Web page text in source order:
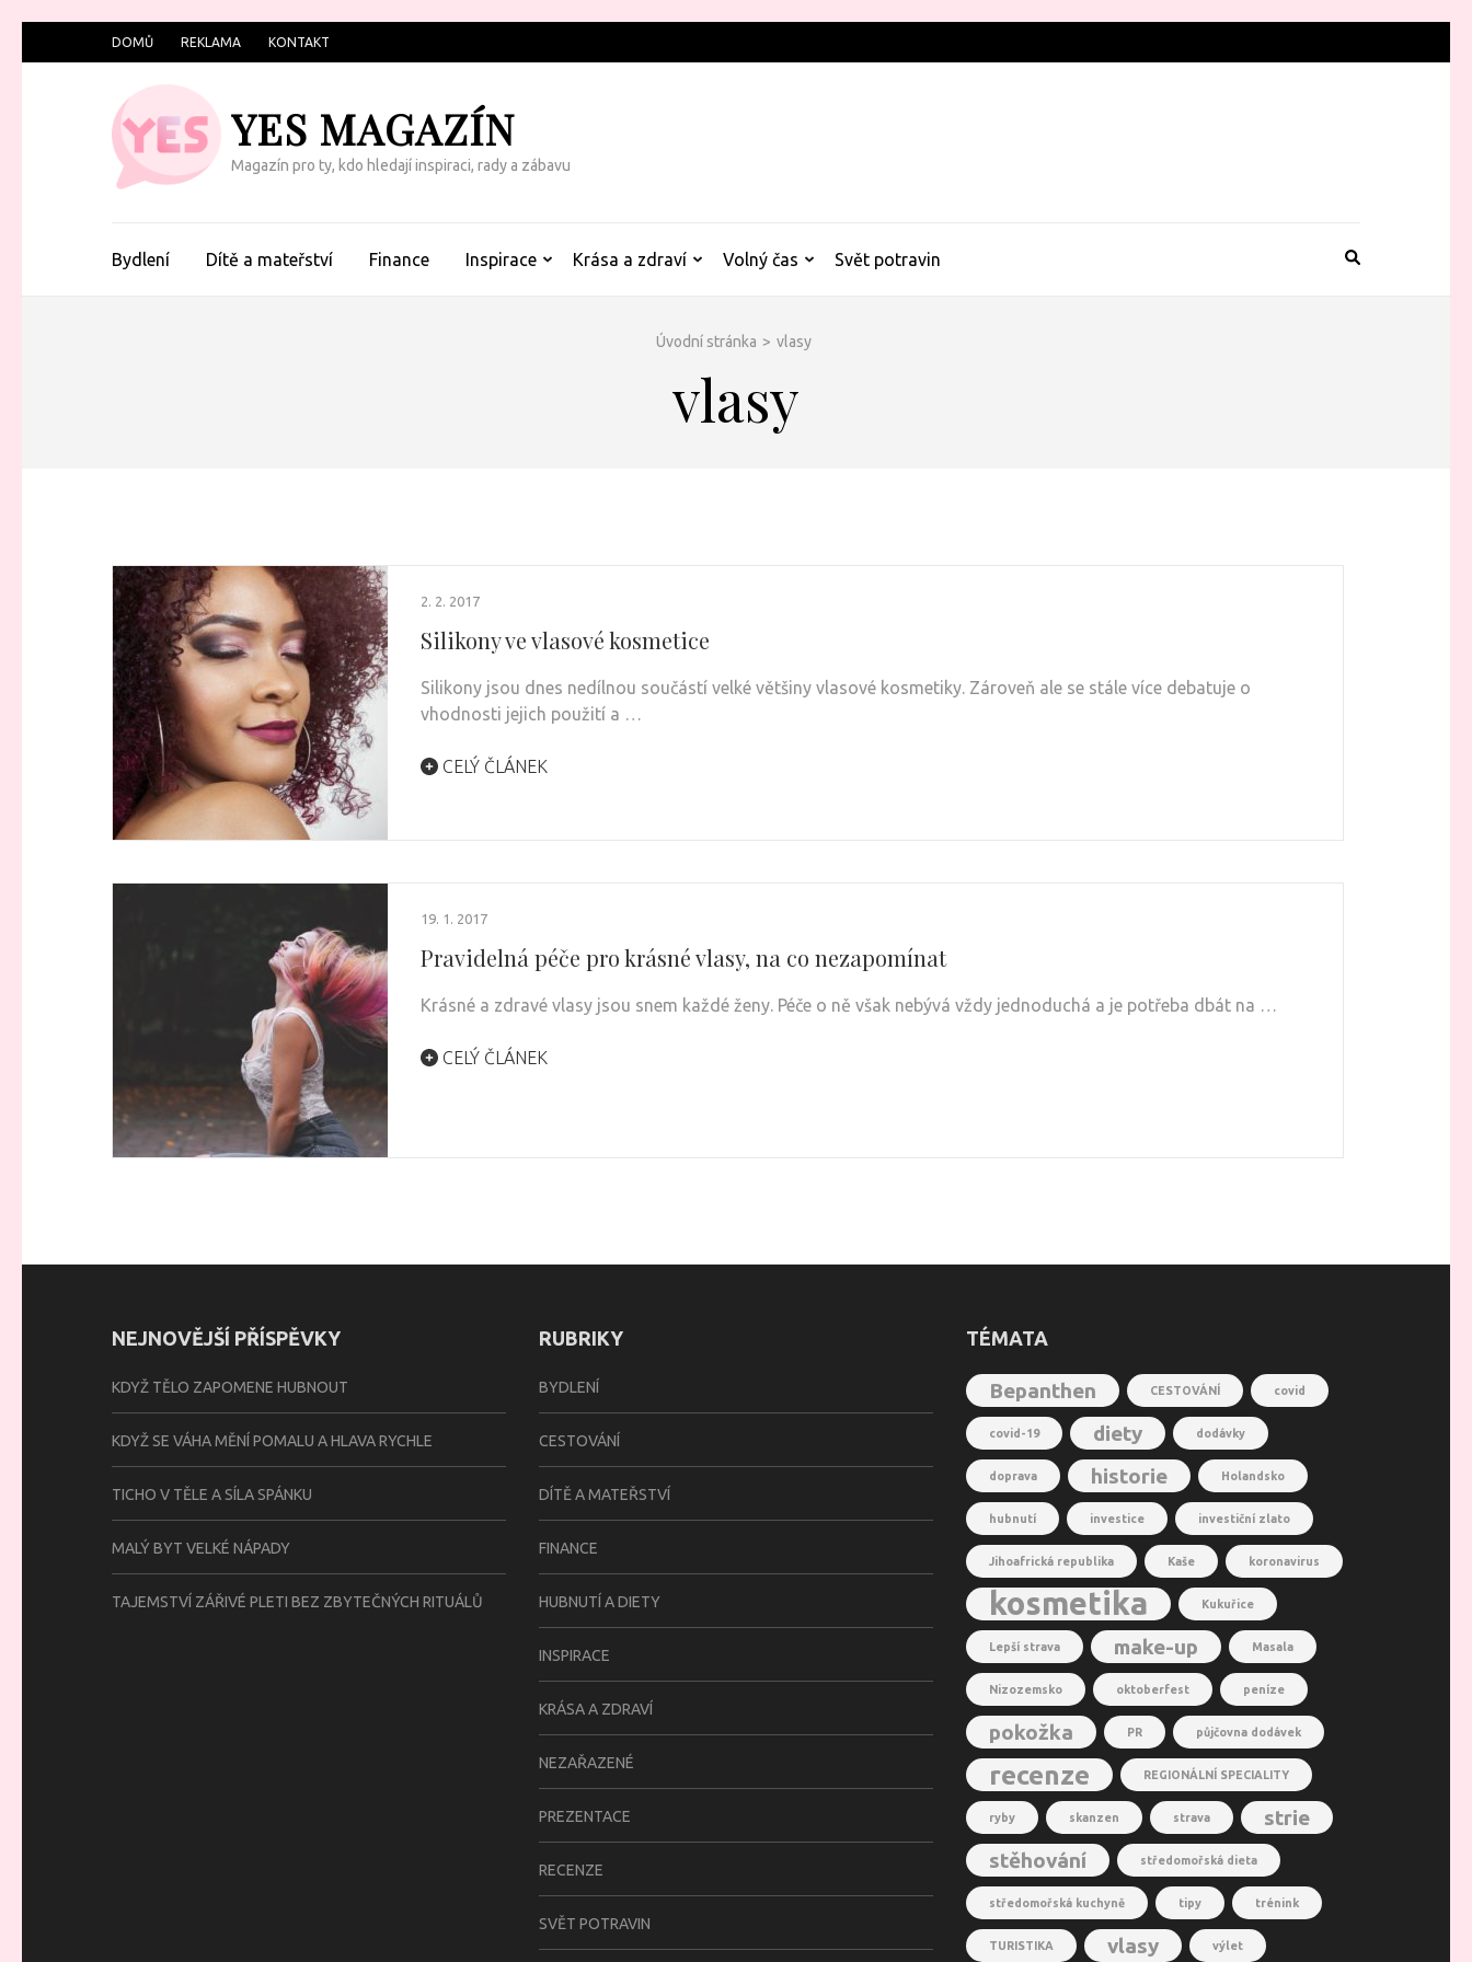
na
DOMŮ REKLAMA KONTAKT
YES MAGAZÍN
Magazín pro ty, kdo hledají inspiraci, rady a zábavu
Bydlení Dítě a mateřství Finance Inspirace Krása a zdraví Volný čas Svět potravin
Úvodní stránka > vlasy
vlasy
2. 2. 2017
Silikony ve vlasové kosmetice
Silikony jsou dnes nedílnou součástí velké většiny vlasové kosmetiky. Zároveň ale se stále více debatuje o
vhodnosti jejich použití a …
CELÝ ČLÁNEK
19. 1. 2017
Pravidelná péče pro krásné vlasy, na co nezapomínat
Krásné a zdravé vlasy jsou snem každé ženy. Péče o ně však nebývá vždy jednoduchá a je potřeba dbát na …
CELÝ ČLÁNEK
NEJNOVĚJŠÍ PŘÍSPĚVKY
KDYŽ TĚLO ZAPOMENE HUBNOUT
KDYŽ SE VÁHA MĚNÍ POMALU A HLAVA RYCHLE
TICHO V TĚLE A SÍLA SPÁNKU
MALÝ BYT VELKÉ NÁPADY
TAJEMSTVÍ ZÁŘIVÉ PLETI BEZ ZBYTEČNÝCH RITUÁLŮ
RUBRIKY
BYDLENÍ
CESTOVÁNÍ
DÍTĚ A MATEŘSTVÍ
FINANCE
HUBNUTÍ A DIETY
INSPIRACE
KRÁSA A ZDRAVÍ
NEZAŘAZENÉ
PREZENTACE
RECENZE
SVĚT POTRAVIN
TÉMATA
Bepanthen CESTOVÁNÍ covid
covid-19 diety dodávky
doprava historie Holandsko
hubnutí investice investiční zlato
Jihoafrická republika Kaše koronavirus
kosmetika Kukuřice
Lepší strava make-up Masala
Nizozemsko oktoberfest peníze
pokožka PR půjčovna dodávek
recenze REGIONÁLNÍ SPECIALITY
ryby skanzen strava
strie
stěhování
středomořská dieta
středomořská kuchyně tipy trénink
TURISTIKA vlasy výlet